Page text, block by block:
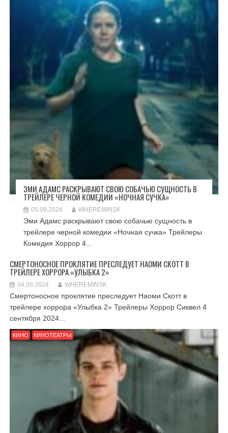
ЭМИ АДАМС РАСКРЫВАЮТ СВОЮ СОБАЧЬЮ СУЩНОСТЬ В
ТРЕЙЛЕРЕ ЧЕРНОЙ КОМЕДИИ «НОЧНАЯ СУЧКА»
05.09.2024 WHEREMINSK
Эми Адамс раскрывают свою собачью сущность в
трейлере черной комедии «Ночная сучка» Трейлеры
Комедия Хоррор 4...
СМЕРТОНОСНОЕ ПРОКЛЯТИЕ ПРЕСЛЕДУЕТ НАОМИ СКОТТ В
ТРЕЙЛЕРЕ ХОРРОРА «УЛЫБКА 2»
04.09.2024 WHEREMINSK
Смертоносное проклятие преследует Наоми Скотт в
трейлере хоррора «Улыбка 2» Трейлеры Хоррор Сиквел 4
сентября 2024...
КИНО КИНОТЕАТРЫ